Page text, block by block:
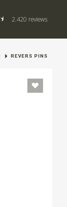
2.420 reviews
REVERS PINS